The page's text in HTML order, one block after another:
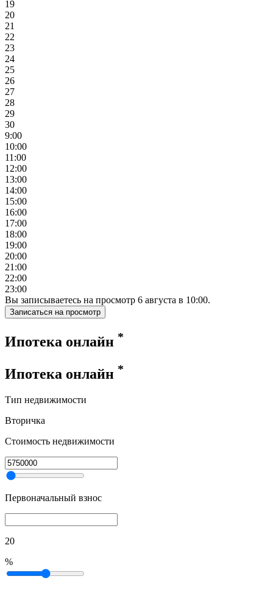
19
20
21
22
23
24
25
26
27
28
29
30
9:00
10:00
11:00
12:00
13:00
14:00
15:00
16:00
17:00
18:00
19:00
20:00
21:00
22:00
23:00
Вы записываетесь на просмотр 6 августа в 10:00.
Записаться на просмотр
Ипотека онлайн *
Ипотека онлайн *
Тип недвижимости
Вторичка
Стоимость недвижимости
Первоначальный взнос
20
%